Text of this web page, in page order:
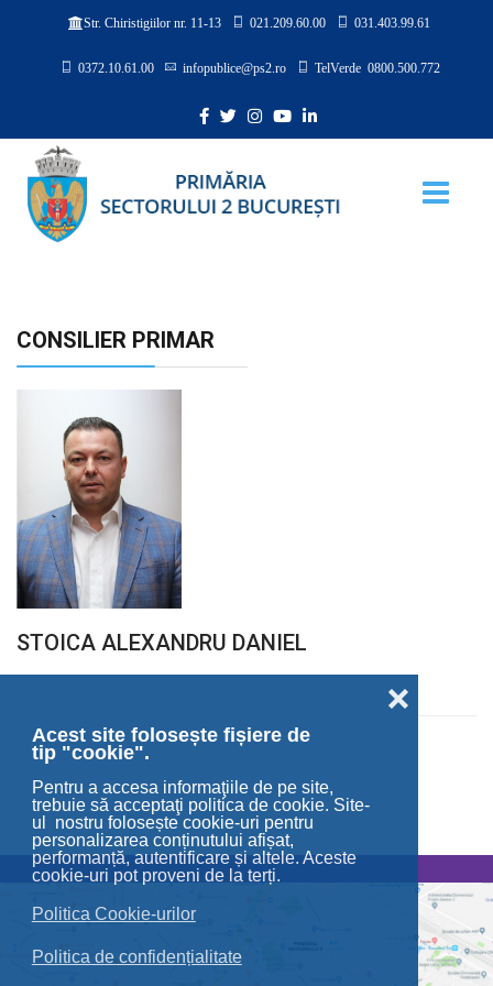
Acest site folosește fișiere de
tip "cookie".
Pentru a accesa informaţiile de pe site,
trebuie să acceptaţi politica de cookie. Site-
ul nostru folosește cookie-uri pentru
personalizarea conținutului afișat,
performanță, autentificare și altele. Aceste
cookie-uri pot proveni de la terți.
Politica Cookie-urilor
Politica de confidențialitate
❌
Str. Chiristigiilor nr. 11-13 021.209.60.00 031.403.99.61
0372.10.61.00 infopublice@ps2.ro TelVerde 0800.500.772
CONSILIER PRIMAR
STOICA ALEXANDRU DANIEL